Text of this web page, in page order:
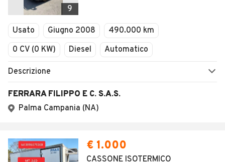
9
Usato Giugno 2008
490.000 km
0 CV (0 KW)
Diesel Automatico
Descrizione
FERRARA FILIPPO E C. S.A.S.
Palma Campania (NA)
€ 1.000
CASSONE ISOTERMICO